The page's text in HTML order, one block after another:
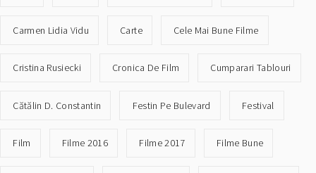
Carmen Lidia Vidu Carte Cele Mai Bune Filme
Cristina Rusiecki Cronica De Film Cumparari Tablouri
Cătălin D. Constantin Festin Pe Bulevard Festival
Film Filme 2016 Filme 2017 Filme Bune